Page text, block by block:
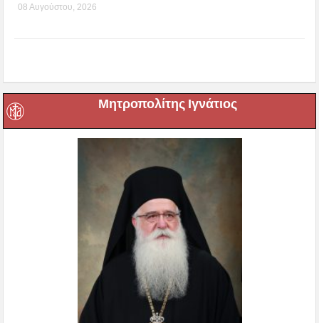
08 Αυγούστου, 2026
Μητροπολίτης Ιγνάτιος